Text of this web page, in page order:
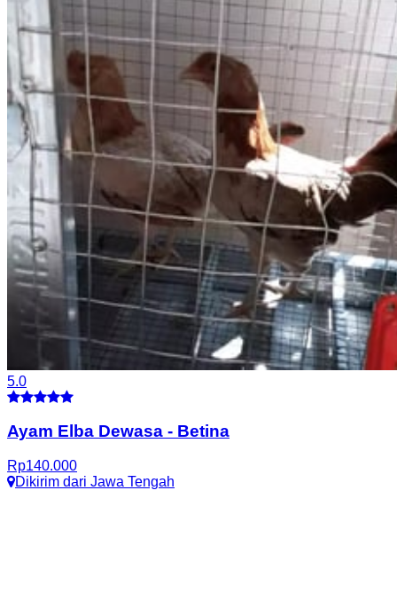
5.0
Ayam Elba Dewasa - Betina
Rp140.000
Dikirim dari Jawa Tengah